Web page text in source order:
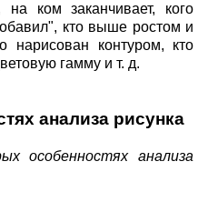
на ком заканчивает, кого
кто выше ростом и
нарисован контуром, кто
гамму и т. д.
анализа рисунка
особенностях анализа